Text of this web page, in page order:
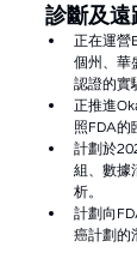
診斷及遠
正在運營
個州、華
認證的實
正推進
照FDA的
計劃於
組、數據
析。
計劃向
癌計劃的